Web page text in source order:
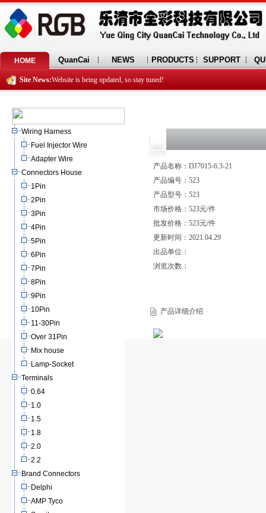
HOME QuanCai NEWS PRODUCTS SUPPORT
Site News:Website is being updated, so stay tuned!
Wiring Harness
Fuel Injector Wire
Adapter Wire
Connectors House
1Pin
2Pin
3Pin
4Pin
5Pin
6Pin
7Pin
8Pin
9Pin
10Pin
11-30Pin
Over 31Pin
Mix house
Lamp-Socket
Terminals
0.64
1.0
1.5
1.8
2.0
2.2
Brand Connectors
Delphi
AMP Tyco
产品名称：DJ7015-6.3-21
产品编号：523
产品型号：523
市场价格：523元/件
批发价格：523元/件
更新时间：2021.04.29
出品单位：
浏览次数：
产品详细介绍